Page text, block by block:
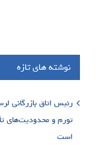
نوشته های تازه
رئیس اتاق بازرگانی
تورم و محدودیت‌های
است